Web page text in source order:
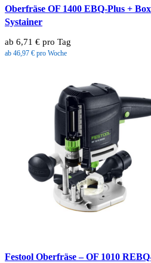
Oberfräse OF 1400 EBQ-Plus +
Systainer
ab 6,71 € pro Tag
ab 46,97 € pro Woche
Festool Oberfräse – OF 1010